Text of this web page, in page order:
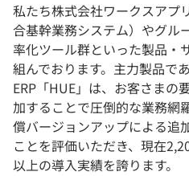
私たち株式会社ワークスアプ
合基幹業務システム）やグル
率化ツール群といった製品・
組んでおります。主力製品で
ERP「HUE」は、お客さまの
加することで圧倒的な業務網
償バージョンアップによる追
ことを評価いただき、現在
以上の導入実績を誇ります。